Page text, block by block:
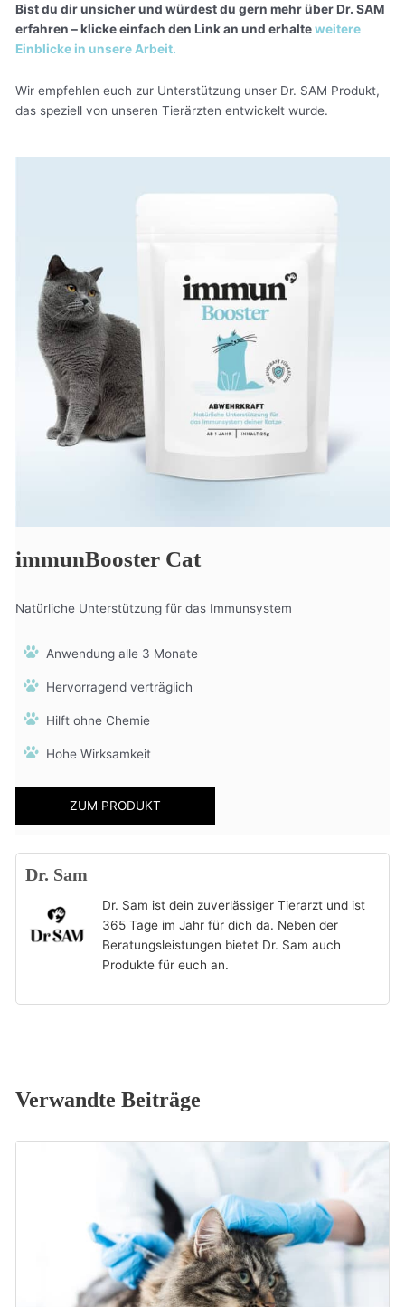
Bist du dir unsicher und würdest du gern mehr über Dr. SAM
erfahren – klicke einfach den Link an und erhalteweitere
Einblicke in unsere Arbeit.
Wir empfehlen euch zur Unterstützung unser Dr. SAM Produkt,
das speziell von unseren Tierärzten entwickelt wurde.
immunBooster Cat
Natürliche Unterstützung für das Immunsystem
Anwendung alle 3 Monate
Hervorragend verträglich
Hilft ohne Chemie
Hohe Wirksamkeit
ZUM PRODUKT
Dr. Sam
Dr. Sam ist dein zuverlässiger Tierarzt und ist
365 Tage im Jahr für dich da. Neben der
Beratungsleistungen bietet Dr. Sam auch
Produkte für euch an.
Verwandte Beiträge